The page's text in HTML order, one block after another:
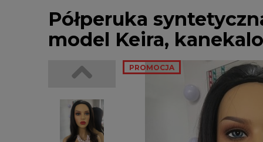
Półperuka
model Keira,
PROMOCJA